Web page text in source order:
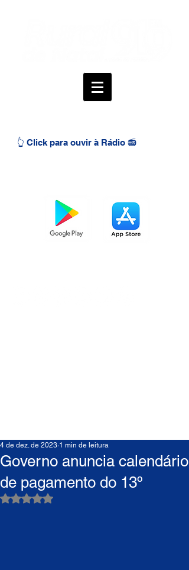
👆 Click para ouvir à Rádio 📻
Governo anuncia calendário
de pagamento do 13º
4 de dez. de 2023 1 min de leitura
Avaliado com NaN de 5 estrelas.